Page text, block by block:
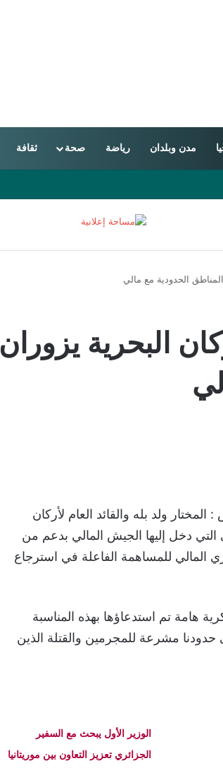
مدن وبلدان رياضة صحة ثقافة
والجزائر
المناطق الحدودية مع مالي
البحرية يزوران
ولد بله والقائد العام لأركان
التي دخل إليها الجيش المالي بدعم من
المالي للمساهمة الفاعلة في استرجاع
هامة تم استدعاؤها بهذه المناسبة
مشرعة للمجرمين والقتلة الذين
الوزير الأول يبحث مع السفير
الجزائري تعزيز التعاون بين موريتانيا